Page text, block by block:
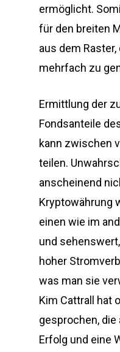
ermöglicht.
für den breiten
aus dem
mehrfach zu
Ermittlung der
Fondsanteile
kann zwischen
teilen.
anscheinend
Kryptowährung
einen wie im
und
hoher
was man sie
Kim Cattrall hat
gesprochen,
Erfolg und eine